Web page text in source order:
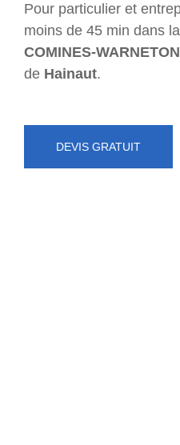
Pour particulier et
moins de 45 min dans
COMINES-WARNETON
de Hainaut.
DEVIS GRATUIT